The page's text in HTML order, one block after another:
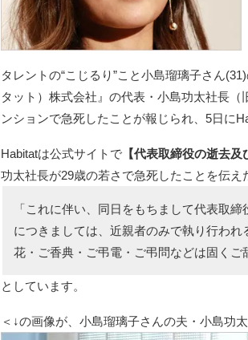
タレントの“こじるり”こと小島瑠璃子さん
タット）株式会社』の代表・小島功太社長
ンションで急死したことが報じられ、5日に
Habitatは公式サイトで 【代表取締役の逝去
功太社長が29歳の若さで急死したことを伝え
「これに伴い、同日をもちまして代表取
につきましては、近親者のみで執り行わ
花・ご香典・ご弔電・ご弔問などは固くご
としています。
＜↓の画像が、小島瑠璃子さんの夫・小島功